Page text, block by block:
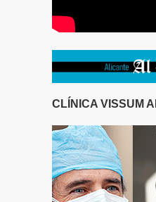
CLÍNICA VISSUM